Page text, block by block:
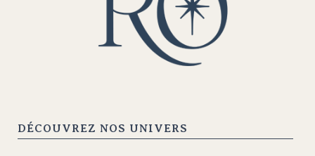
DÉCOUVREZ NOS UNIVERS